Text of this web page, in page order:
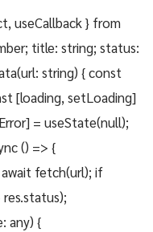
useCallback } from
title: string; status:
string) { const
[loading, setLoading]
= useState(null);
() => {
fetch(url); if
any) {